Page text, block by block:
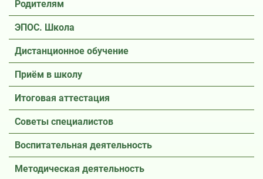
Родителям
ЭПОС. Школа
Дистанционное обучение
Приём в школу
Итоговая аттестация
Советы специалистов
Воспитательная деятельность
Методическая деятельность